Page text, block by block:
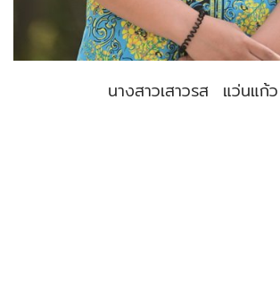
นางสาวเสาวรส แว่นแก้ว